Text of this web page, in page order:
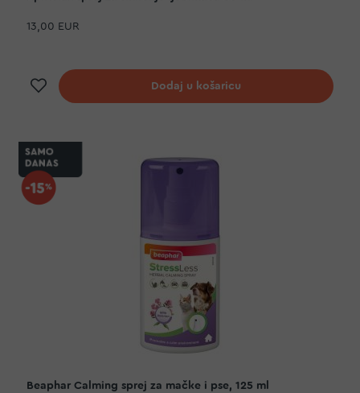
13,00 EUR
Dodaj na listu želja
Dodaj u košaricu
Beaphar Calming sprej za mačke i pse, 125 ml